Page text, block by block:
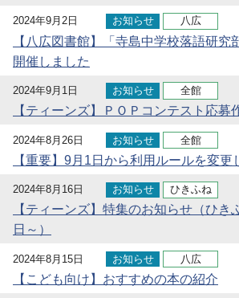
2024年9月2日 お知らせ 八広
【八広図書館】「寺島中学校落語研究
開催しました
2024年9月1日 お知らせ 全館
【ティーンズ】ＰＯＰコンテスト応募
2024年8月26日 お知らせ 全館
【重要】9月1日から利用ルールを変更
2024年8月16日 お知らせ ひきふね
【ティーンズ】特集のお知らせ（ひき
日～）
2024年8月15日 お知らせ 八広
【こども向け】おすすめの本の紹介